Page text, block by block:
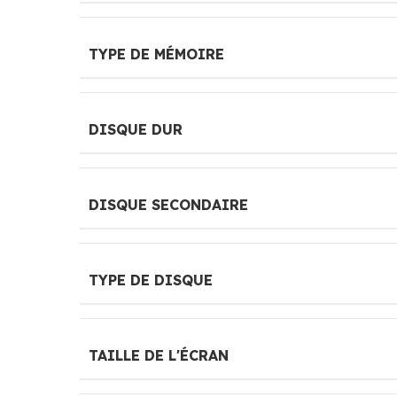
TYPE DE MÉMOIRE
DISQUE DUR
DISQUE SECONDAIRE
TYPE DE DISQUE
TAILLE DE L'ÉCRAN